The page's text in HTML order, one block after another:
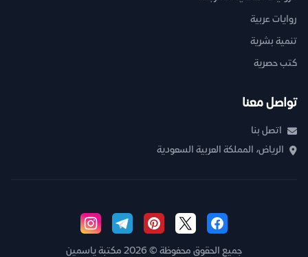
روايات عربية
تنمية بشرية
كتب حصرية
تواصل معنا
اتصل بنا
الرياض، المملكة العربية السعودية
جميع الحقوق محفوظة © 2026 مكتبة ياسمين